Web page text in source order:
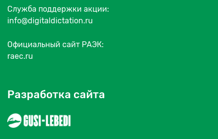
Служба поддержки акции:
info@digitaldictation.ru
Официальный сайт РАЭК:
raec.ru
Разработка сайта